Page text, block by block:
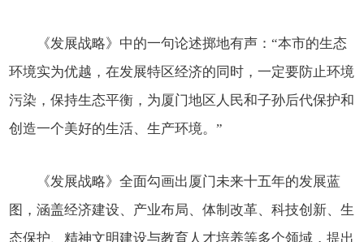
《发展战略》中的一句论述掷地有声：“本市的生态
环境实为优越，在发展特区经济的同时，一定要防止环境
污染，保持生态平衡，为厦门地区人民和子孙后代保护和
创造一个美好的生活、生产环境。”
《发展战略》全面勾画出厦门未来十五年的发展蓝
图，涵盖经济建设、产业布局、体制改革、科技创新、生
态保护、精神文明建设与教育人才培养等多个领域，提出